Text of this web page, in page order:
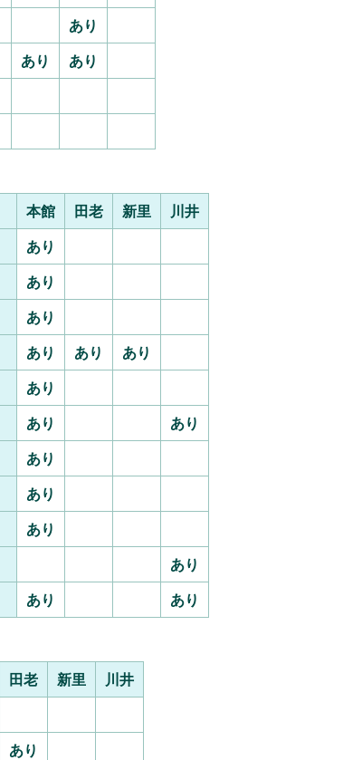
あり
あり
あり
本館 田老 新里
川井
あり
あり
あり
あり あり
あり
あり
あり
あり
あり
あり
あり
あり
あり あり
田老 新里
川井
あり